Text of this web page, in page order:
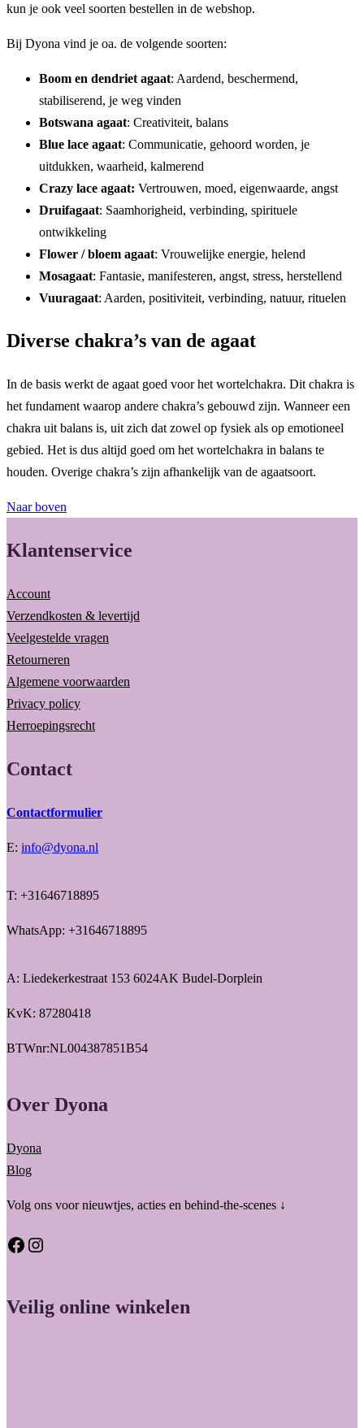
kun je ook veel soorten bestellen in de webshop.
Bij Dyona vind je oa. de volgende soorten:
Boom en dendriet agaat: Aardend, beschermend,
stabiliserend, je weg vinden
Botswana agaat: Creativiteit, balans
Blue lace agaat: Communicatie, gehoord worden, je
uitdukken, waarheid, kalmerend
Crazy lace agaat: Vertrouwen, moed, eigenwaarde, angst
Druifagaat: Saamhorigheid, verbinding, spirituele
ontwikkeling
Flower / bloem agaat: Vrouwelijke energie, helend
Mosagaat: Fantasie, manifesteren, angst, stress, herstellend
Vuuragaat: Aarden, positiviteit, verbinding, natuur, rituelen
Diverse chakra’s van de agaat
In de basis werkt de agaat goed voor het wortelchakra. Dit chakra is
het fundament waarop andere chakra’s gebouwd zijn. Wanneer een
chakra uit balans is, uit zich dat zowel op fysiek als op emotioneel
gebied. Het is dus altijd goed om het wortelchakra in balans te
houden. Overige chakra’s zijn afhankelijk van de agaatsoort.
Naar boven
Klantenservice
Account
Verzendkosten & levertijd
Veelgestelde vragen
Retourneren
Algemene voorwaarden
Privacy policy
Herroepingsrecht
Contact
Contactformulier
E: info@dyona.nl
T: +31646718895
WhatsApp: +31646718895
A: Liedekerkestraat 153 6024AK Budel-Dorplein
KvK: 87280418
BTWnr:NL004387851B54
Over Dyona
Dyona
Blog
Volg ons voor nieuwtjes, acties en behind-the-scenes ↓
Facebook Instagram
Veilig online winkelen